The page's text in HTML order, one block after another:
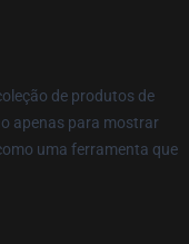
de produtos de
apenas para mostrar
uma ferramenta que